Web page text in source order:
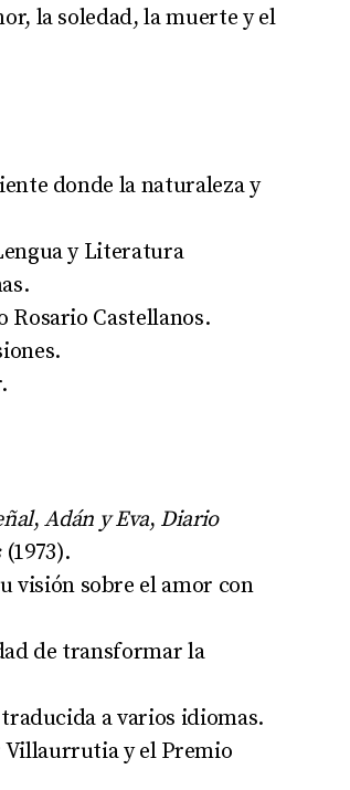
la soledad, la muerte y el
donde la naturaleza y
y Literatura
.
Rosario Castellanos.
.
.
,Adán y Eva, Diario
(1973).
visión sobre el amor con
de transformar la
a varios idiomas.
Villaurrutia y el Premio